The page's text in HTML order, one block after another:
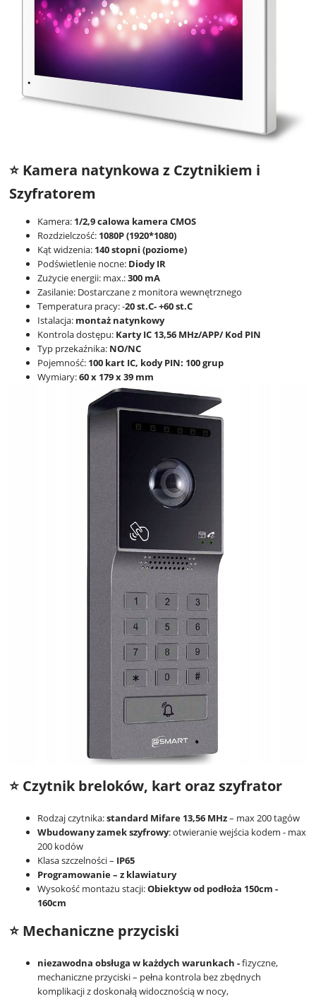
⭐ Kamera natynkowa z Czytnikiem i
Szyfratorem
Kamera: 1/2,9 calowa kamera CMOS
Rozdzielczość: 1080P (1920*1080)
Kąt widzenia: 140 stopni (poziome)
Podświetlenie nocne: Diody IR
Zużycie energii: max.:300 mA
Zasilanie: Dostarczane z monitora wewnętrznego
Temperatura pracy: -20 st.C- +60 st.C
Istalacja: montaż natynkowy
Kontrola dostępu: Karty IC 13,56 MHz/APP/ Kod PIN
Typ przekaźnika: NO/NC
Pojemność: 100 kart IC, kody PIN: 100 grup
Wymiary:60 x 179 x 39 mm
⭐ Czytnik breloków, kart oraz szyfrator
Rodzaj czytnika:standard Mifare 13,56 MHz– max 200 tagów
Wbudowany zamek szyfrowy: otwieranie wejścia kodem - max
200 kodów
Klasa szczelności – IP65
Programowanie – z klawiatury
Wysokość montażu stacji:Obiektyw od podłoża 150cm -
160cm
⭐ Mechaniczne przyciski
niezawodna obsługa w każdych warunkach -fizyczne,
mechaniczne przyciski – pełna kontrola bez zbędnych
komplikacji z doskonałą widocznością w nocy,